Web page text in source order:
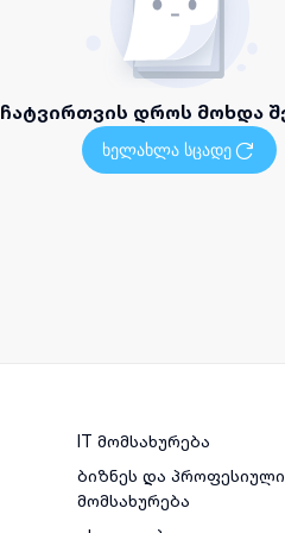
ჩატვირთვის დროს მოხდა
ხელახლა სცადე
IT მომსახურება
ბიზნეს და პროფესიული
მომსახურება